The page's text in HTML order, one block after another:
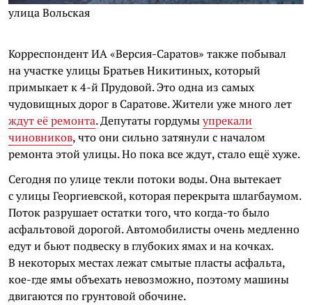
улица Вольская
Корреспондент ИА «Версия-Саратов» также побывал
на участке улицы Братьев Никитиных, который
примыкает к 4-й Прудовой. Это одна из самых
чудовищных дорог в Саратове. Жители уже много лет
ждут её ремонта. Депутаты гордумыупрекали
чиновников, что они сильно затянули с началом
ремонта этой улицы. Но пока все ждут, стало ещё хуже.
Сегодня по улице текли потоки воды. Она вытекает
с улицы Георгиевской, которая перекрыта шлагбаумом.
Поток разрушает остатки того, что когда-то было
асфальтовой дорогой. Автомобилисты очень медленно
едут и бьют подвеску в глубоких ямах и на кочках.
В некоторых местах лежат смытые пласты асфальта,
кое-где ямы объехать невозможно, поэтому машины
двигаются по грунтовой обочине.